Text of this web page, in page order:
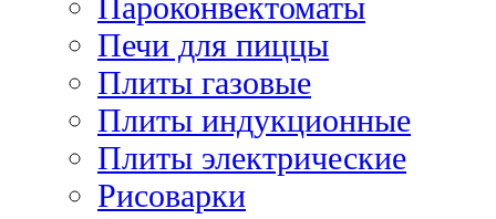
Печи для пиццы
Плиты газовые
Плиты индукционные
Плиты электрические
Рисоварки